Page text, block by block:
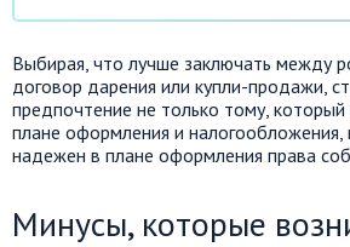
Выбирая, что лучше заключать между
договор дарения или купли-продажи,
предпочтение не только тому,
плане оформления и
надежен в плане оформления права
Минусы, которые